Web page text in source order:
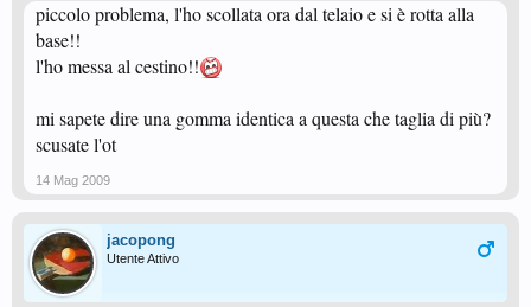
piccolo problema, l'ho scollata ora dal telaio e si è rotta alla
base!!
l'ho messa al cestino!!
mi sapete dire una gomma identica a questa che taglia di più?
scusate l'ot
14 Mag 2009
jacopong
Utente Attivo